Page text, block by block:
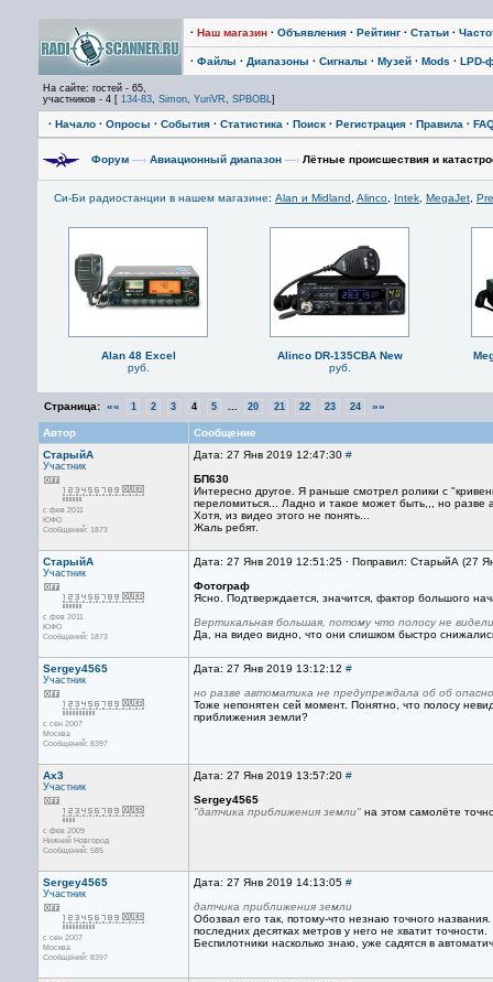
· Наш магазин · Объявления · Рейтинг · Статьи ·
· Файлы · Диапазоны · Сигналы · Музей · Mods · LPD-
На сайте: гостей - 65,
участников - 4 [ 134-83, Simon, YuriVR, SPBOBL]
· Начало · Опросы · События · Статистика · Поиск · Регистрация · Правила ·
Форум —› Авиационный диапазон —› Лётные происшествия и
Си-Би радиостанции в нашем магазине: Alan и Midland Alinco Intek MegaJet
Alan 48 Excel
руб.
Alinco DR-135CBA New
руб.
Страница: «« 1 2 3 4 5 20 21 22 23 24 »»
Автор
Сообщение
СтарыйА
Участник
с фев 2011
ЮФО
Сообщений: 1873
Дата: 27 Янв 2019 12:47:30 #
БП630
Интересно другое. Я раньше смотрел ролики с
переломиться... Ладно и такое может быть,,, но
Хотя, из видео этого не понять...
Жаль ребят.
СтарыйА
Участник
с фев 2011
ЮФО
Сообщений: 1873
Дата: 27 Янв 2019 12:51:25 · Поправил: СтарыйА (27
Фотограф
Ясно. Подтверждается, значится, фактор большого
Вертикальная большая, потому что полосу не видели
Да, на видео видно, что они слишком быстро
Sergey4565
Участник
с сен 2007
Москва
Сообщений: 8397
Дата: 27 Янв 2019 13:12:12 #
но разве автоматика не предупреждала об об
Тоже непонятен сей момент. Понятно, что полосу
приближения земли?
Ax3
Участник
с фев 2009
Нижний Новгород
Сообщений: 585
Дата: 27 Янв 2019 13:57:20 #
Sergey4565
"датчика приближения земли" на этом самолёте
Sergey4565
Участник
с сен 2007
Москва
Сообщений: 8397
Дата: 27 Янв 2019 14:13:05 #
датчика приближения земли
Обозвал его так, потому-что незнаю точного
последних десятках метров у него не хватит точности.
Беспилотники насколько знаю, уже садятся в